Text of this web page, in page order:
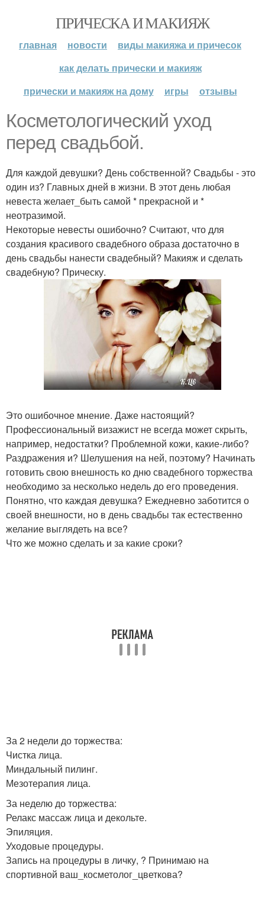
ПРИЧЕСКА И МАКИЯЖ
главная новости
виды макияжа и причесок
как делать прически и макияж
прически и макияж на дому
игры отзывы
Косметологический уход
перед свадьбой.
Для каждой девушки? День собственной? Свадьбы - это
один из? Главных дней в жизни. В этот день любая
невеста желает_быть самой * прекрасной и *
неотразимой.
Некоторые невесты ошибочно? Считают, что для
создания красивого свадебного образа достаточно в
день свадьбы нанести свадебный? Макияж и сделать
свадебную? Прическу.
Это ошибочное мнение. Даже настоящий?
Профессиональный визажист не всегда может скрыть,
например, недостатки? Проблемной кожи, какие-либо?
Раздражения и? Шелушения на ней, поэтому? Начинать
готовить свою внешность ко дню свадебного торжества
необходимо за несколько недель до его проведения.
Понятно, что каждая девушка? Ежедневно заботится о
своей внешности, но в день свадьбы так естественно
желание выглядеть на все?
Что же можно сделать и за какие сроки?
За 2 недели до торжества:
Чистка лица.
Миндальный пилинг.
Мезотерапия лица.
За неделю до торжества:
Релакс массаж лица и декольте.
Эпиляция.
Уходовые процедуры.
Запись на процедуры в личку, ? Принимаю на
спортивной ваш_косметолог_цветкова?